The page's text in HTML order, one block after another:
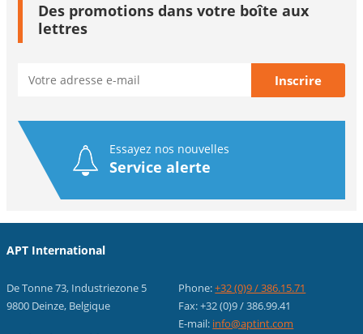
Des promotions dans votre boîte aux
lettres
Essayez nos nouvelles
Service alerte
APT International
De Tonne 73, Industriezone 5
9800 Deinze, Belgique
Phone:+32 (0)9 / 386.15.71
Fax: +32 (0)9 / 386.99.41
E-mail: info@aptint.com